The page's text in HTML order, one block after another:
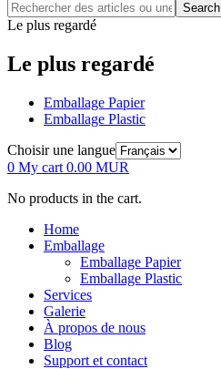
Search
Le plus regardé
Le plus regardé
Emballage Papier
Emballage Plastic
Choisir une langue
0 My cart 0.00 MUR
No products in the cart.
Home
Emballage
Emballage Papier
Emballage Plastic
Services
Galerie
À propos de nous
Blog
Support et contact